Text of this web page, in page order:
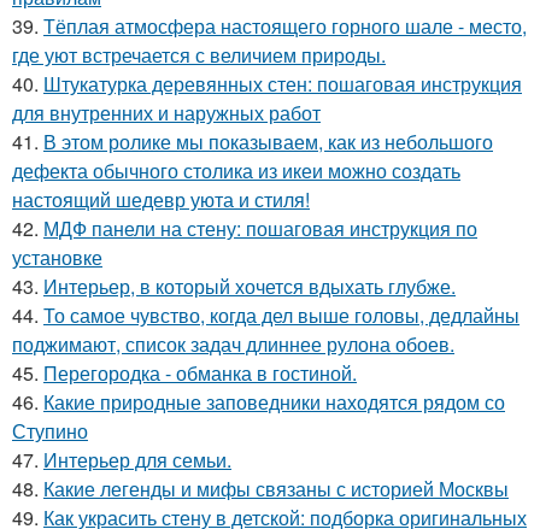
39. Тёплая атмосфера настоящего горного шале - место,
где уют встречается с величием природы.
40. Штукатурка деревянных стен: пошаговая инструкция
для внутренних и наружных работ
41. В этом ролике мы показываем, как из небольшого
дефекта обычного столика из икеи можно создать
настоящий шедевр уюта и стиля!
42. МДФ панели на стену: пошаговая инструкция по
установке
43. Интерьер, в который хочется вдыхать глубже.
44. То самое чувство, когда дел выше головы, дедлайны
поджимают, список задач длиннее рулона обоев.
45. Перегородка - обманка в гостиной.
46. Какие природные заповедники находятся рядом со
Ступино
47. Интерьер для семьи.
48. Какие легенды и мифы связаны с историей Москвы
49. Как украсить стену в детской: подборка оригинальных